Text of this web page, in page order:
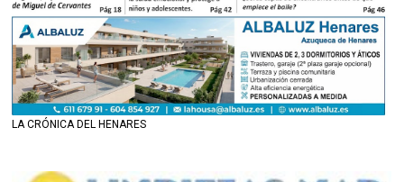
LA CRÓNICA DEL HENARES